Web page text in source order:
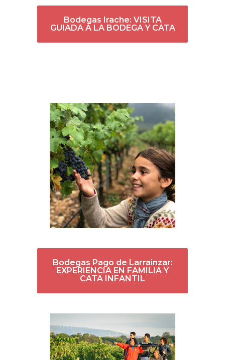
Bodegas Irache: VISITA
GUIADA A LA BODEGA Y CATA
Bodegas Pago de Larrainzar:
EXPERIENCIA EN FAMILIA Y
CATA INFANTIL